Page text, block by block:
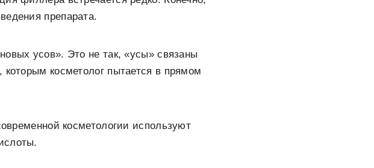
препарата.
усов». Это не так, «усы» связаны
косметолог пытается в прямом
косметологии используют